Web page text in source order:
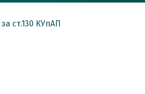
ст.130 КУпАП